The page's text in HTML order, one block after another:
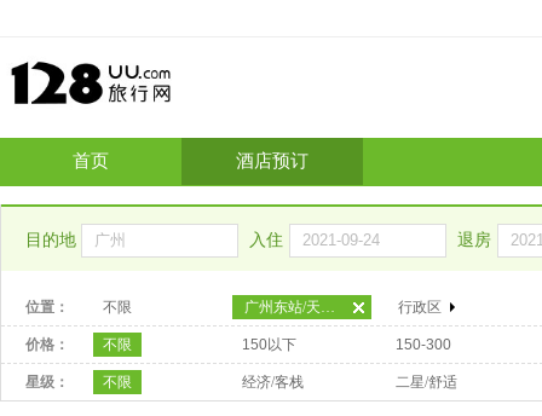
首页 酒店预订
目的地 入住 退房
位置： 不限 广州东站/天河北 行政区
价格： 不限 150以下 150-300
星级： 不限 经济/客栈 二星/舒适